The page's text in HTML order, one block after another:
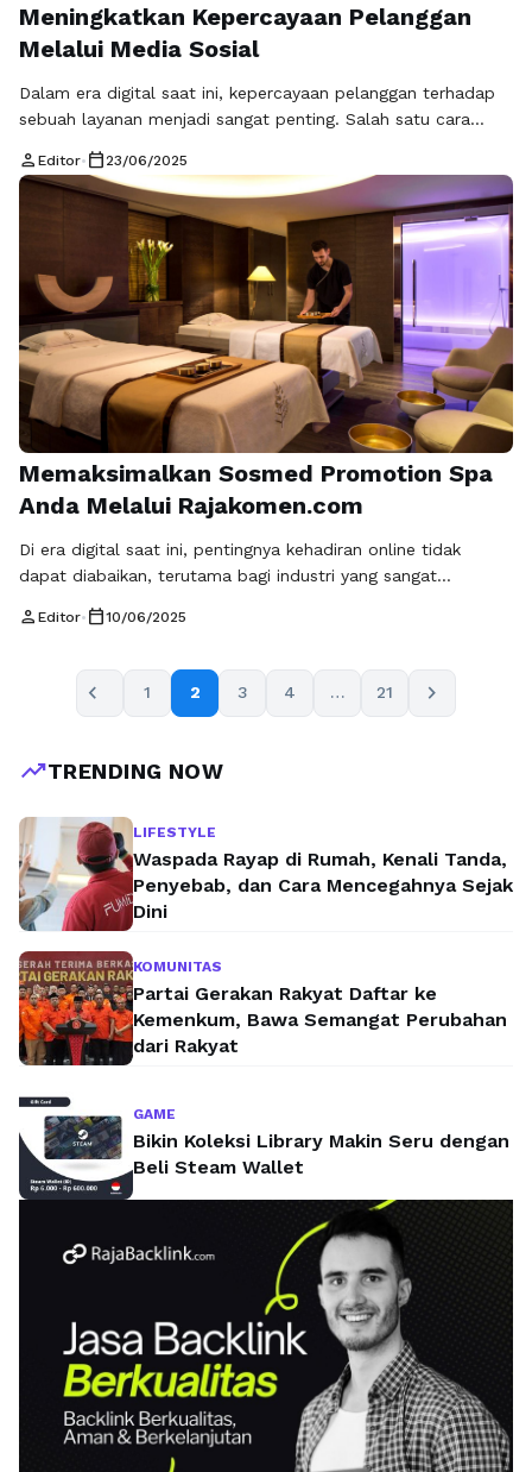
Meningkatkan Kepercayaan Pelanggan
Melalui Media Sosial
Dalam era digital saat ini, kepercayaan pelanggan terhadap
sebuah layanan menjadi sangat penting. Salah satu cara
menggunakan video testimoni jasa bersih. Video-testimoni
memberikan dampak yang jauh lebih besar dibandingkan
dengan bentuk promosi lainnya, karena menampilkan
pengalaman nyata dari pelanggan yang puas. Dengan
memanfaatkan video ini, penyedia jasa bersih …
Selengkapnya
person Editor• calendar_today 23/06/2025
Memaksimalkan Sosmed Promotion Spa
Anda Melalui Rajakomen.com
Di era digital saat ini, pentingnya kehadiran online tidak
dapat diabaikan, terutama bagi industri yang sangat
Sosmed promotion spa menjadi salah satu strategi
baru dan mempertahankan yang sudah ada. Dalam dunia
yang didominasi oleh interaksi melalui jejaring sosial,
person Editor• calendar_today10/06/2025
chevron_left 1 2 3 4 … 21 chevron_right
trending_upTRENDING NOW
LIFESTYLE
Waspada Rayap di Rumah, Kenali Tanda,
Penyebab, dan Cara Mencegahnya Sejak
Dini
KOMUNITAS
Partai Gerakan Rakyat Daftar ke
Kemenkum, Bawa Semangat Perubahan
dari Rakyat
GAME
Bikin Koleksi Library Makin Seru dengan
Beli Steam Wallet